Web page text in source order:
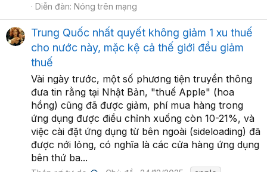
Diễn đàn: Nóng trên mạng
Trung Quốc nhất quyết không giảm 1 xu thuế
cho nước này, mặc kệ cả thế giới đều giảm
thuế
Vài ngày trước, một số phương tiện truyền thông
đưa tin rằng tại Nhật Bản, "thuế Apple" (hoa
hồng) cũng đã được giảm, phí mua hàng trong
ứng dụng được điều chỉnh xuống còn 10-21%, và
việc cài đặt ứng dụng từ bên ngoài (sideloading) đã
được nới lỏng, có nghĩa là các cửa hàng ứng dụng
bên thứ ba...